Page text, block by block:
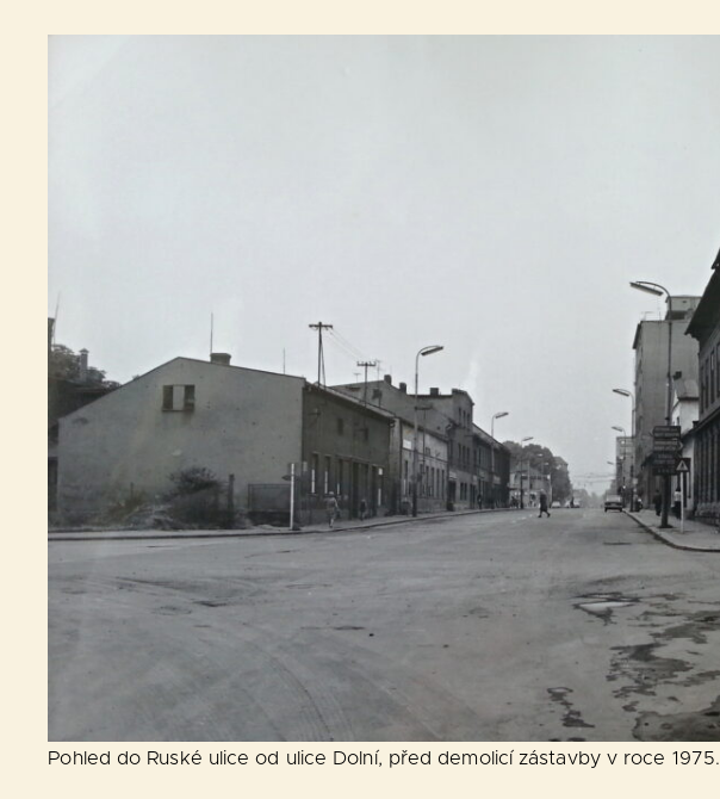
Pohled do Ruské ulice od ulice Dolní, před demolicí zástavby v roce 1975.